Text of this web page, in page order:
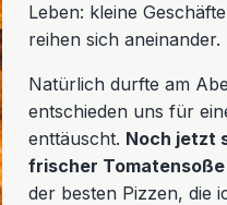
Leben: kleine
reihen sich aneinander.
Natürlich durfte am
entschieden uns für
enttäuscht. Noch jetzt
frischer
der besten Pizzen, die